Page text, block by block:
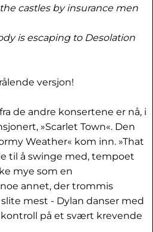
castles by insurance men
is escaping to Desolation
versjon!
de andre konsertene er nå, i
»Scarlet Town«. Den
Weather« kom inn. »That
til å swinge med, tempoet
mye som en
annet, der trommis
mest - Dylan danser med
på et svært krevende